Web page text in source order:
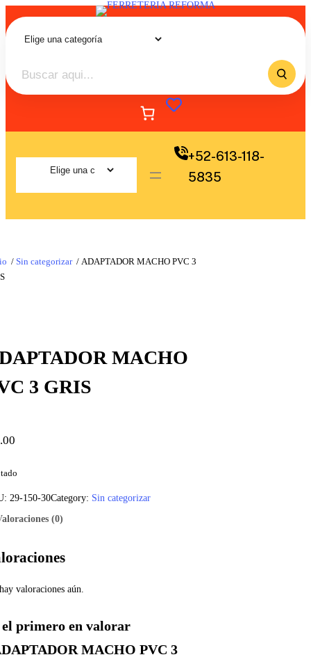
+52-613-118-
5835
/ Sin categorizar / ADAPTADOR MACHO PVC 3
MACHO
3 GRIS
29-150-30Category: Sin categorizar
(0)
valoraciones aún.
el primero en valorar
MACHO PVC 3